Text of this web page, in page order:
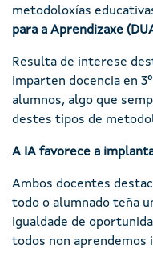
metodoloxías
para a Aprendizaxe
Resulta de interese
imparten docencia en
alumnos, algo que
destes tipos de
A IA favorece a
Ambos docentes
todo o alumnado teña
igualdade de
todos non aprendemos